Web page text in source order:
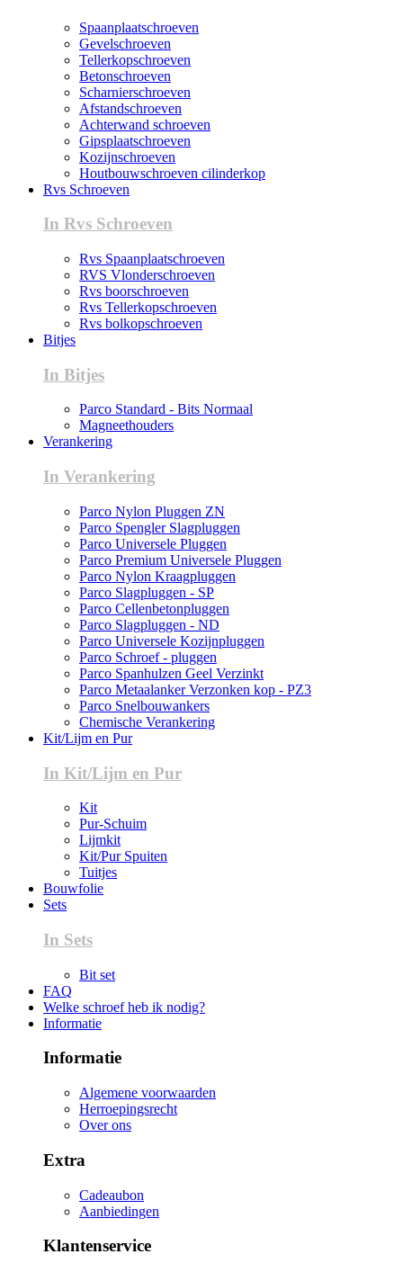
Spaanplaatschroeven
Gevelschroeven
Tellerkopschroeven
Betonschroeven
Scharnierschroeven
Afstandschroeven
Achterwand schroeven
Gipsplaatschroeven
Kozijnschroeven
Houtbouwschroeven cilinderkop
Rvs Schroeven
In Rvs Schroeven
Rvs Spaanplaatschroeven
RVS Vlonderschroeven
Rvs boorschroeven
Rvs Tellerkopschroeven
Rvs bolkopschroeven
Bitjes
In Bitjes
Parco Standard - Bits Normaal
Magneethouders
Verankering
In Verankering
Parco Nylon Pluggen ZN
Parco Spengler Slagpluggen
Parco Universele Pluggen
Parco Premium Universele Pluggen
Parco Nylon Kraagpluggen
Parco Slagpluggen - SP
Parco Cellenbetonpluggen
Parco Slagpluggen - ND
Parco Universele Kozijnpluggen
Parco Schroef - pluggen
Parco Spanhulzen Geel Verzinkt
Parco Metaalanker Verzonken kop - PZ3
Parco Snelbouwankers
Chemische Verankering
Kit/Lijm en Pur
In Kit/Lijm en Pur
Kit
Pur-Schuim
Lijmkit
Kit/Pur Spuiten
Tuitjes
Bouwfolie
Sets
In Sets
Bit set
FAQ
Welke schroef heb ik nodig?
Informatie
Informatie
Algemene voorwaarden
Herroepingsrecht
Over ons
Extra
Cadeaubon
Aanbiedingen
Klantenservice